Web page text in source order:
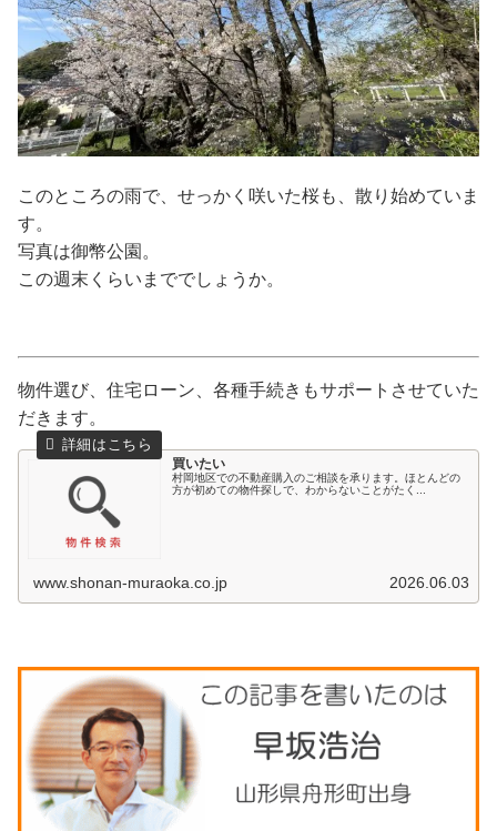
このところの雨で、せっかく咲いた桜も、散り始めていま
す。
写真は御幣公園。
この週末くらいまででしょうか。
物件選び、住宅ローン、各種手続きもサポートさせていた
だきます。
買いたい
村岡地区での不動産購入のご相談を承ります。ほとんどの
方が初めての物件探しで、わからないことがたく...
www.shonan-muraoka.co.jp 2026.06.03